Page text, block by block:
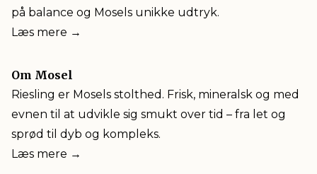
på balance og Mosels unikke udtryk.
Læs mere →
Om Mosel
Riesling er Mosels stolthed. Frisk, mineralsk og med
evnen til at udvikle sig smukt over tid – fra let og
sprød til dyb og kompleks.
Læs mere →